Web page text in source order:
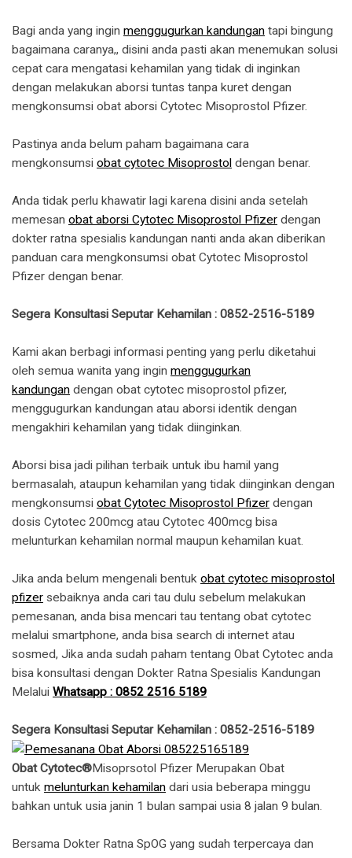
Bagi anda yang ingin menggugurkan kandungan tapi bingung
bagaimana caranya,, disini anda pasti akan menemukan solusi
cepat cara mengatasi kehamilan yang tidak di inginkan
dengan melakukan aborsi tuntas tanpa kuret dengan
mengkonsumsi obat aborsi Cytotec Misoprostol Pfizer.
Pastinya anda belum paham bagaimana cara
mengkonsumsi obat cytotec Misoprostol dengan benar.
Anda tidak perlu khawatir lagi karena disini anda setelah
memesan obat aborsi Cytotec Misoprostol Pfizer dengan
dokter ratna spesialis kandungan nanti anda akan diberikan
panduan cara mengkonsumsi obat Cytotec Misoprostol
Pfizer dengan benar.
Segera Konsultasi Seputar Kehamilan : 0852-2516-5189
Kami akan berbagi informasi penting yang perlu diketahui
oleh semua wanita yang ingin menggugurkan
kandungan dengan obat cytotec misoprostol pfizer,
menggugurkan kandungan atau aborsi identik dengan
mengakhiri kehamilan yang tidak diinginkan.
Aborsi bisa jadi pilihan terbaik untuk ibu hamil yang
bermasalah, ataupun kehamilan yang tidak diinginkan dengan
mengkonsumsi obat Cytotec Misoprostol Pfizer dengan
dosis Cytotec 200mcg atau Cytotec 400mcg bisa
melunturkan kehamilan normal maupun kehamilan kuat.
Jika anda belum mengenali bentuk obat cytotec misoprostol
pfizer sebaiknya anda cari tau dulu sebelum melakukan
pemesanan, anda bisa mencari tau tentang obat cytotec
melalui smartphone, anda bisa search di internet atau
sosmed, Jika anda sudah paham tentang Obat Cytotec anda
bisa konsultasi dengan Dokter Ratna Spesialis Kandungan
Melalui Whatsapp : 0852 2516 5189
Segera Konsultasi Seputar Kehamilan : 0852-2516-5189
Obat Cytotec®Misoprsotol Pfizer Merupakan Obat
untuk melunturkan kehamilan dari usia beberapa minggu
bahkan untuk usia janin 1 bulan sampai usia 8 jalan 9 bulan.
Bersama Dokter Ratna SpOG yang sudah terpercaya dan